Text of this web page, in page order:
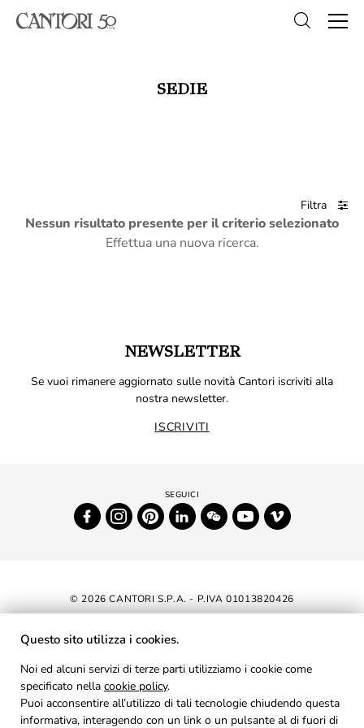
SEDIE
Filtra
Nessun risultato presente per il criterio selezionato
Effettua una nuova ricerca.
NEWSLETTER
Se vuoi rimanere aggiornato sulle novità Cantori iscriviti alla
nostra newsletter.
ISCRIVITI
© 2026 CANTORI S.P.A. - P.IVA 01013820426
DICHIARAZIONE DI ACCESSIBILITÀ
AREA RISERVATA
PRIVACY
Questo sito utilizza i cookies.
Noi ed alcuni servizi di terze parti utilizziamo i cookie come
specificato nella cookie policy.
Puoi acconsentire all’utilizzo di tali tecnologie chiudendo questa
informativa, interagendo con un link o un pulsante al di fuori di